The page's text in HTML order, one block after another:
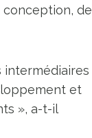
de
et
», a-t-il